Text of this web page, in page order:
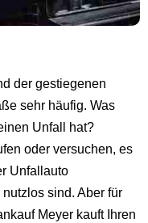
der gestiegenen
sehr häufig. Was
Unfall hat?
oder versuchen, es
Unfallauto
sind. Aber für
Meyer kauft Ihren